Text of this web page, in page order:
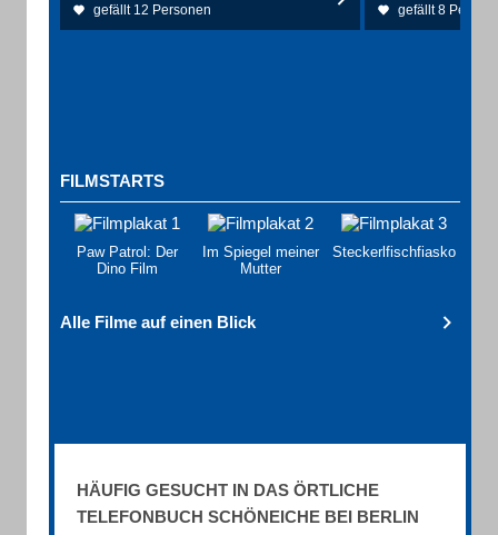
gefällt 12 Personen gefällt 8
FILMSTARTS
Paw Patrol: Der
Dino Film
Im Spiegel meiner
Mutter
Steckerlfischfiasko
Alle Filme auf einen Blick
HÄUFIG GESUCHT IN DAS ÖRTLICHE
TELEFONBUCH SCHÖNEICHE BEI BERLIN